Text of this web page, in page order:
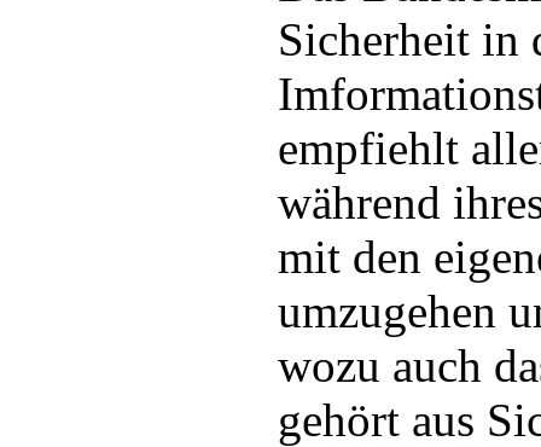
Sicherheit in
empfiehlt
während
mit den
umzugehen
wozu auch
gehört aus